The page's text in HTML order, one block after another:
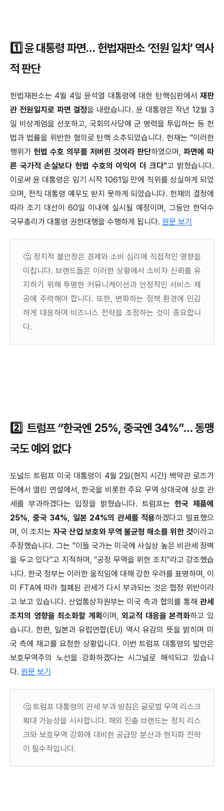
1️⃣ 윤 대통령 파면… 헌법재판소 ‘전원 일치’ 역사
적 판단
헌법재판소는 4월 4일 윤석열 대통령에 대한 탄핵심판에서 재판
관 전원일치로 파면 결정을 내렸습니다. 윤 대통령은 작년 12월 3
일 비상계엄을 선포하고, 국회의사당에 군 병력을 투입하는 등 헌
법과 법률을 위반한 혐의로 탄핵 소추되었습니다. 헌재는 "이러한
행위가 헌법 수호 의무를 저버린 것이라 판단하였으며, 파면에 따
른 국가적 손실보다 헌법 수호의 이익이 더 크다"고 밝혔습니다.
이로써 윤 대통령은 임기 시작 1061일 만에 직위를 상실하게 되었
으며, 전직 대통령 예우도 받지 못하게 되었습니다. 헌재의 결정에
따라 조기 대선이 60일 이내에 실시될 예정이며, 그동안 한덕수
국무총리가 대통령 권한대행을 수행하게 됩니다.​ 원문 보기
🤔 정치적 불안정은 경제와 소비 심리에 직접적인 영향을
미칩니다. 브랜드들은 이러한 상황에서 소비자 신뢰를 유
지하기 위해 투명한 커뮤니케이션과 안정적인 서비스 제
공에 주력해야 합니다. 또한, 변화하는 정책 환경에 민감
하게 대응하여 비즈니스 전략을 조정하는 것이 중요합니
다.
2️⃣ 트럼프 “한국엔 25%, 중국엔 34%”… 동맹
국도 예외 없다
도널드 트럼프 미국 대통령이 4월 2일(현지 시간) 백악관 로즈가
든에서 열린 연설에서, 한국을 비롯한 주요 무역 상대국에 상호 관
세를 부과하겠다는 입장을 밝혔습니다. 트럼프는 한국 제품에
25%, 중국 34%, 일본 24%의 관세를 적용하겠다고 발표했으
며, 이 조치는 자국 산업 보호와 무역 불균형 해소를 위한 것이라고
주장했습니다. 그는 "이들 국가는 미국에 사실상 높은 비관세 장벽
을 두고 있다"고 지적하며, "공정 무역을 위한 조치"라고 강조했습
니다. 한국 정부는 이러한 움직임에 대해 강한 우려를 표명하며, 이
미 FTA에 따라 철폐된 관세가 다시 부과되는 것은 협정 위반이라
고 보고 있습니다. 산업통상자원부는 미국 측과 협의를 통해 관세
조치의 영향을 최소화할 계획이며, 외교적 대응을 본격화하고 있
습니다. 한편, 일본과 유럽연합(EU) 역시 유감의 뜻을 밝히며 미
국 측에 재고를 요청한 상황입니다. 이번 트럼프 대통령의 발언은
보호무역주의 노선을 강화하겠다는 시그널로 해석되고 있습니
다. 원문 보기
🤔 트럼프 대통령의 관세 부과 방침은 글로벌 무역 리스크
확대 가능성을 시사합니다. 해외 진출 브랜드는 정치 리스
크와 보호무역 강화에 대비한 공급망 분산과 현지화 전략
이 필수적입니다.